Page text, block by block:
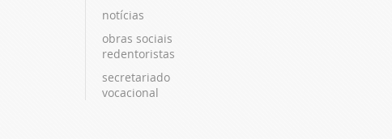
notícias
obras sociais
redentoristas
secretariado
vocacional